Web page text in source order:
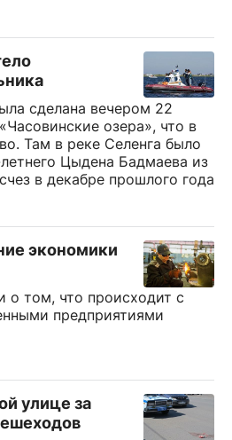
сделана вечером 22
озера», что в
Там в реке Селенга было
Цыдена Бадмаева из
в декабре прошлого года
экономики
о том, что происходит с
предприятиями
улице за